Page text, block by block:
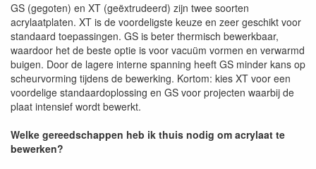
GS (gegoten) en XT (geëxtrudeerd) zijn twee soorten
acrylaatplaten. XT is de voordeligste keuze en zeer geschikt voor
standaard toepassingen. GS is beter thermisch bewerkbaar,
waardoor het de beste optie is voor vacuüm vormen en verwarmd
buigen. Door de lagere interne spanning heeft GS minder kans op
scheurvorming tijdens de bewerking. Kortom: kies XT voor een
voordelige standaardoplossing en GS voor projecten waarbij de
plaat intensief wordt bewerkt.
Welke gereedschappen heb ik thuis nodig om acrylaat te
bewerken?